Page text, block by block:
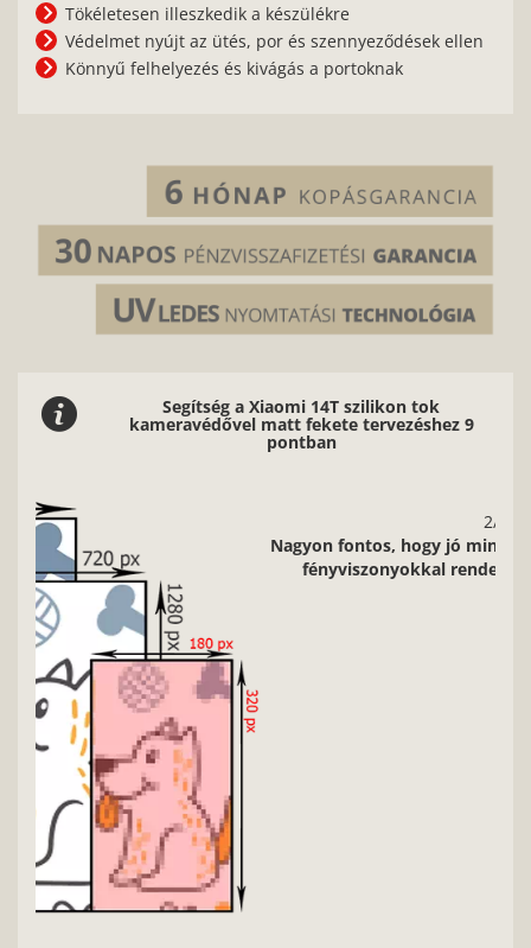
Tökéletesen illeszkedik a készülékre
Védelmet nyújt az ütés, por és szennyeződések ellen
Könnyű felhelyezés és kivágás a portoknak
Segítség a Xiaomi 14T szilikon tok
kameravédővel matt fekete tervezéshez 9
pontban